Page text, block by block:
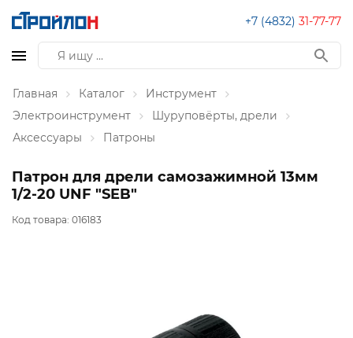
+7 (4832) 31-77-77
Главная Каталог
Инструмент
Электроинструмент
Шуруповёрты, дрели
Аксессуары
Патроны
Патрон для дрели самозажимной 13мм
1/2-20 UNF "SEB"
Код товара: 016183